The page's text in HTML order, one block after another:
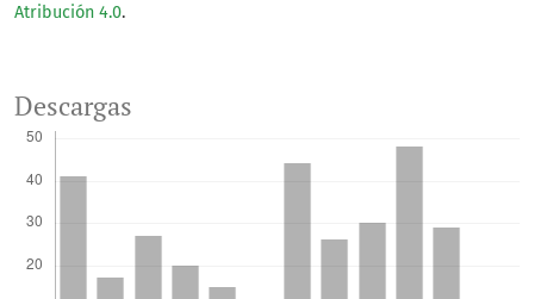
Atribución 4.0.
Descargas